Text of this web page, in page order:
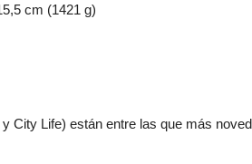
cm (1421 g)
City Life) están entre las que más